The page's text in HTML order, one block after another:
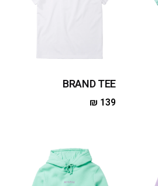
BRAND TEE
₪ 139